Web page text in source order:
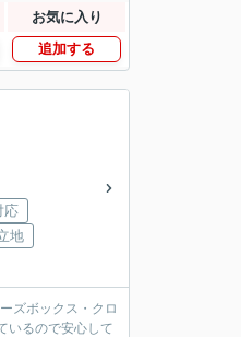
お気に入り
追加する
応
地
ズボックス・クロ
いるので安心して